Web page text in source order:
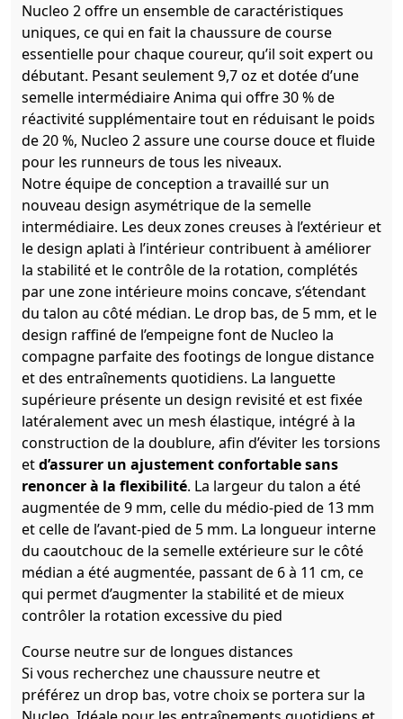
Nucleo 2 offre un ensemble de caractéristiques
uniques, ce qui en fait la chaussure de course
essentielle pour chaque coureur, qu’il soit expert ou
débutant. Pesant seulement 9,7 oz et dotée d’une
semelle intermédiaire Anima qui offre 30 % de
réactivité supplémentaire tout en réduisant le poids
de 20 %, Nucleo 2 assure une course douce et fluide
pour les runneurs de tous les niveaux.
Notre équipe de conception a travaillé sur un
nouveau design asymétrique de la semelle
intermédiaire. Les deux zones creuses à l’extérieur et
le design aplati à l’intérieur contribuent à améliorer
la stabilité et le contrôle de la rotation, complétés
par une zone intérieure moins concave, s’étendant
du talon au côté médian. Le drop bas, de 5 mm, et le
design raffiné de l’empeigne font de Nucleo la
compagne parfaite des footings de longue distance
et des entraînements quotidiens. La languette
supérieure présente un design revisité et est fixée
latéralement avec un mesh élastique, intégré à la
construction de la doublure, afin d’éviter les torsions
etd’assurer un ajustement confortable sans
renoncer à la flexibilité. La largeur du talon a été
augmentée de 9 mm, celle du médio-pied de 13 mm
et celle de l’avant-pied de 5 mm. La longueur interne
du caoutchouc de la semelle extérieure sur le côté
médian a été augmentée, passant de 6 à 11 cm, ce
qui permet d’augmenter la stabilité et de mieux
contrôler la rotation excessive du pied
Course neutre sur de longues distances
Si vous recherchez une chaussure neutre et
préférez un drop bas, votre choix se portera sur la